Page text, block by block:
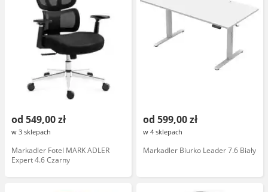
od 549,00 zł
w 3 sklepach
Markadler Fotel MARK ADLER
Expert 4.6 Czarny
od 599,00 zł
w 4 sklepach
Markadler Biurko Leader 7.6 Biały